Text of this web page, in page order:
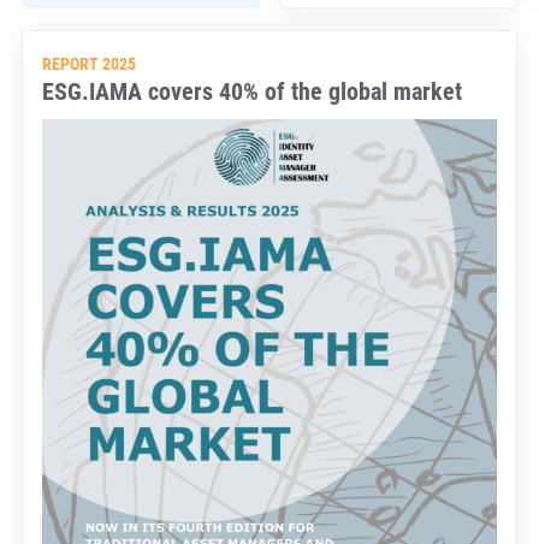
REPORT 2025
ESG.IAMA covers 40% of the global market